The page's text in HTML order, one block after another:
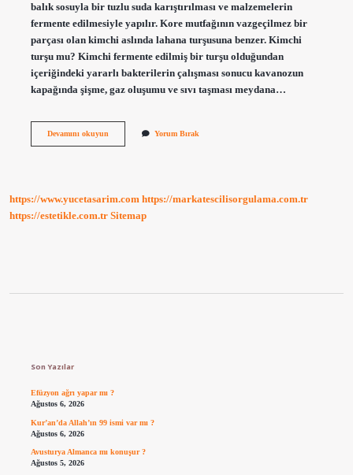
balık sosuyla bir tuzlu suda karıştırılması ve malzemelerin
fermente edilmesiyle yapılır. Kore mutfağının vazgeçilmez bir
parçası olan kimchi aslında lahana turşusuna benzer. Kimchi
turşu mu? Kimchi fermente edilmiş bir turşu olduğundan
içeriğindeki yararlı bakterilerin çalışması sonucu kavanozun
kapağında şişme, gaz oluşumu ve sıvı taşması meydana…
Devamını okuyunKimchi
Yorum Bırak
https://www.yucetasarim.com https://markatescilisorgulama.com.tr
https://estetikle.com.tr Sitemap
Son Yazılar
Efüzyon ağrı yapar mı ?
Ağustos 6, 2026
Kur’an’da Allah’ın 99 ismi var mı ?
Ağustos 6, 2026
Avusturya Almanca mı konuşur ?
Ağustos 5, 2026